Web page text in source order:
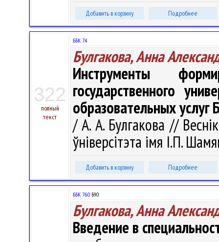
Добавить в корзину Подробнее
322
полный
текст
ББК 74.
Булгакова, Анна
Инструменты
государственного
образовательных услуг
/ А. А. Булгакова //
ўніверсітэта імя І.П.
Добавить в корзину Подробнее
ББК 76.0 Б90
Булгакова, Анна
Введение в